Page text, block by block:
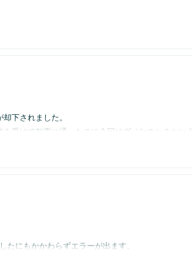
ておりますが
恐れています。
ったことや本人に印鑑をもらったことなど)の証拠
。
下されました。
受けて無事に通ったのに今回はダメなのか？とい
何なんでしょう。
。
うか？
す。
たにもかかわらずエラーが出ます。
い方法を教えていただきたいです。